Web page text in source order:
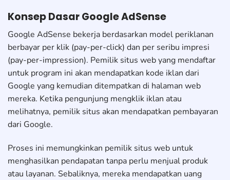
Konsep Dasar Google AdSense
Google AdSense bekerja berdasarkan model periklanan
berbayar per klik (pay-per-click) dan per seribu impresi
(pay-per-impression). Pemilik situs web yang mendaftar
untuk program ini akan mendapatkan kode iklan dari
Google yang kemudian ditempatkan di halaman web
mereka. Ketika pengunjung mengklik iklan atau
melihatnya, pemilik situs akan mendapatkan pembayaran
dari Google.
Proses ini memungkinkan pemilik situs web untuk
menghasilkan pendapatan tanpa perlu menjual produk
atau layanan. Sebaliknya, mereka mendapatkan uang